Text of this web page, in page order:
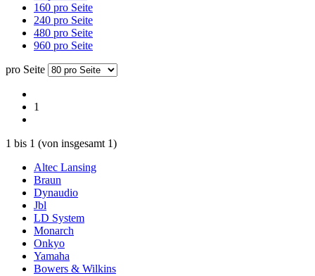
160 pro Seite
240 pro Seite
480 pro Seite
960 pro Seite
pro Seite
1
1 bis 1 (von insgesamt 1)
Altec Lansing
Braun
Dynaudio
Jbl
LD System
Monarch
Onkyo
Yamaha
Bowers & Wilkins